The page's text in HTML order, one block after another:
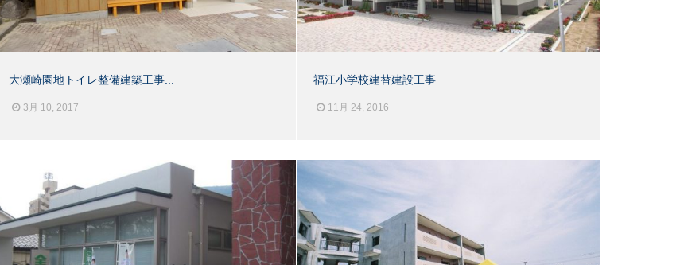
大瀬崎園地トイレ整備建築工事...
3月 10, 2017
福江小学校建替建設工事
11月 24, 2016